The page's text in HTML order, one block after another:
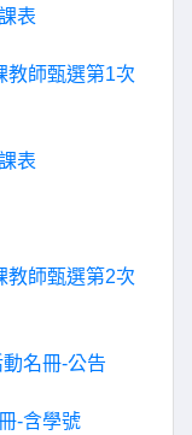
表
教師甄選第1次
表
教師甄選第2次
名冊-公告
-含學號